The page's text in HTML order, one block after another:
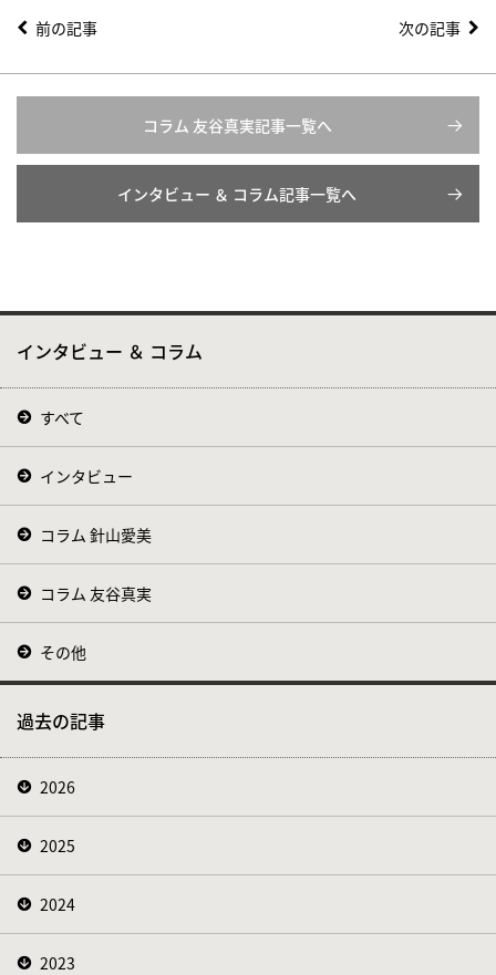
前の記事 次の記事
コラム 友谷真実記事一覧へ
インタビュー ＆ コラム記事一覧へ
インタビュー ＆ コラム
すべて
インタビュー
コラム 針山愛美
コラム 友谷真実
その他
過去の記事
2026
2025
2024
2023